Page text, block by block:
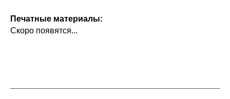
Печатные материалы:
Скоро появятся...